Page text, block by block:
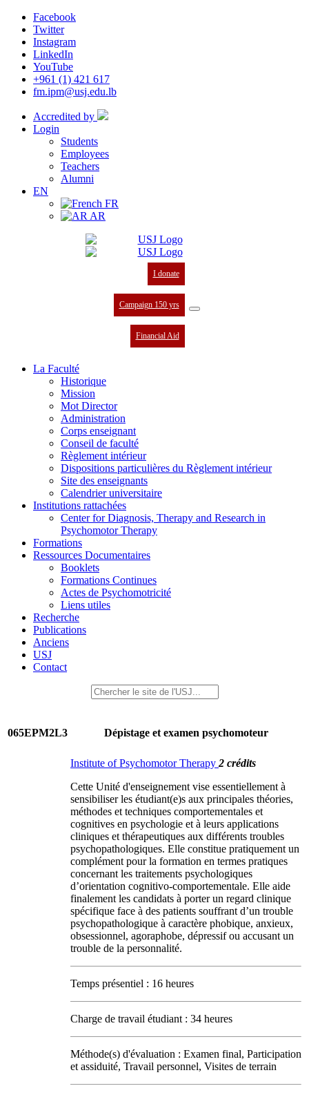
Facebook
Twitter
Instagram
LinkedIn
YouTube
+961 (1) 421 617
fm.ipm@usj.edu.lb
Accredited by
Login
Students
Employees
Teachers
Alumni
EN
FR
AR
I donate
Campaign 150 yrs
Financial Aid
La Faculté
Historique
Mission
Mot Director
Administration
Corps enseignant
Conseil de faculté
Règlement intérieur
Dispositions particulières du Règlement intérieur
Site des enseignants
Calendrier universitaire
Institutions rattachées
Center for Diagnosis, Therapy and Research in
Psychomotor Therapy
Formations
Ressources Documentaires
Booklets
Formations Continues
Actes de Psychomotricité
Liens utiles
Recherche
Publications
Anciens
USJ
Contact
065EPM2L3 Dépistage et examen psychomoteur
Institute of Psychomotor Therapy 2 crédits
Cette Unité d'enseignement vise essentiellement à
sensibiliser les étudiant(e)s aux principales théories,
méthodes et techniques comportementales et
cognitives en psychologie et à leurs applications
cliniques et thérapeutiques aux différents troubles
psychopathologiques. Elle constitue pratiquement un
complément pour la formation en termes pratiques
concernant les traitements psychologiques
d’orientation cognitivo-comportementale. Elle aide
finalement les candidats à porter un regard clinique
spécifique face à des patients souffrant d’un trouble
psychopathologique à caractère phobique, anxieux,
obsessionnel, agoraphobe, dépressif ou accusant un
trouble de la personnalité.
Temps présentiel : 16 heures
Charge de travail étudiant : 34 heures
Méthode(s) d'évaluation : Examen final, Participation
et assiduité, Travail personnel, Visites de terrain